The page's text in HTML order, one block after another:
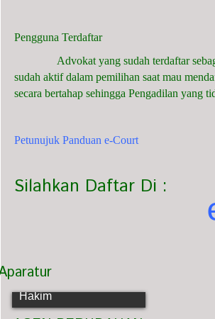
Pengguna Terdaftar
Advokat yang sudah terdaftar sebagai
sudah aktif dalam pemilihan saat mau
secara bertahap sehingga Pengadilan yang
Petunujuk Panduan e-Court
Silahkan Daftar Di :
Muhar Rafsanjani, Lc.
Hakim